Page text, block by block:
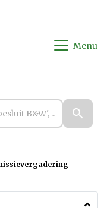
Menu